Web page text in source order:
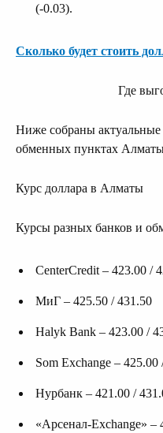
(-0.03).
Сколько будет стоить
Где
Ниже собраны
обменных пунктах
Курс доллара в Алматы
Курсы разных банков и
CenterCredit – 423.00 /
МиГ – 425.50 / 431.50
Halyk Bank – 423.00 /
Som Exchange – 425.00
Нурбанк – 421.00 /
«Арсенал-Exchange» –